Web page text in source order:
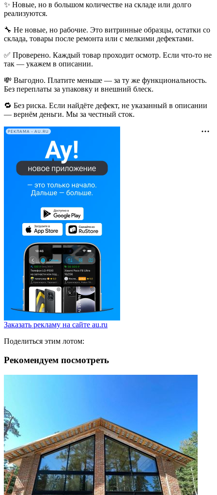
✨ Новые, но в большом количестве на складе или долго
реализуются.
🔧 Не новые, но рабочие. Это витринные образцы, остатки со
склада, товары после ремонта или с мелкими дефектами.
✅ Проверено. Каждый товар проходит осмотр. Если что-то не
так — укажем в описании.
💸 Выгодно. Платите меньше — за ту же функциональность.
Без переплаты за упаковку и внешний блеск.
🔁 Без риска. Если найдёте дефект, не указанный в описании
— вернём деньги. Мы за честный сток.
РЕКЛАМА • AU.RU
Заказать рекламу на сайте au.ru
Поделиться этим лотом:
Рекомендуем посмотреть